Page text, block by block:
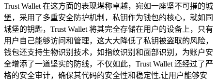
Trust Wallet 在这方面的表现堪称卓越，宛如一座坚不可摧的城
堡，采用了多重安全防护机制，私钥作为钱包的核心，就如同
城堡的钥匙，Trust Wallet 将其完全存储在用户的设备上，只有
用户自己能够访问和管理，这大大降低了私钥被盗取的风险，
钱包还支持生物识别技术，如指纹识别和面部识别，为账户安
全增添了一道坚实的防线，不仅如此，Trust Wallet 还经过了严
格的安全审计，确保其代码的安全性和稳定性,让用户能够安